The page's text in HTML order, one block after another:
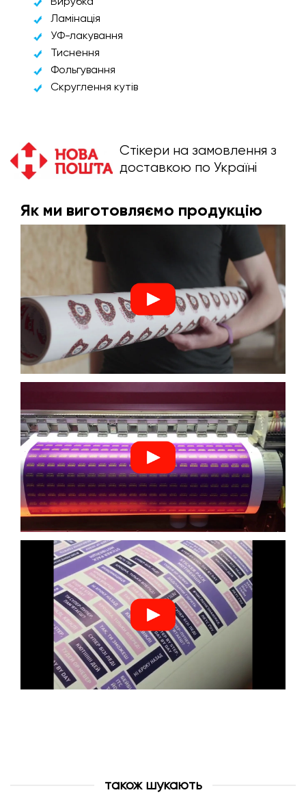
Вирубка
Ламінація
УФ-лакування
Тиснення
Фольгування
Скруглення кутів
Стікери на замовлення з
доставкою по Україні
Як ми виготовляємо продукцію
також шукають